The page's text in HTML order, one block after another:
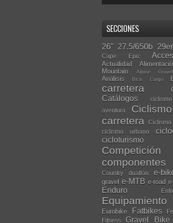
SECCIONES
26" 27.5/650b 29er
Cape Epic
Actualidad
Mountain
Alpine
Análisis Bicis Cargo
carretera
Catálogos
aventura
carretera
Ciclismo
ciclismo urbano
cicloturismo
Competición
componentes
Country duatlón e-
gravel e-MTB e-road
Enduro
Equipamiento
Eurobike Fatbikes
Fitness
Gravel Bike